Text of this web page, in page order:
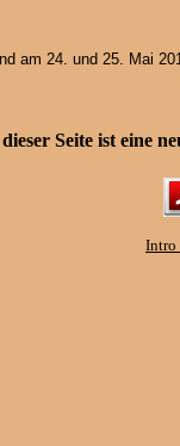
am 24. und 25. Mai
Seite ist eine
Intro